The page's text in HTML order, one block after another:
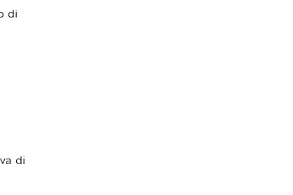
di
di